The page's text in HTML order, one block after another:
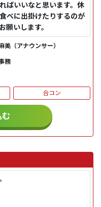
ばいいなと思います。休
べに出掛けたりするのが
願いします。
美（アナウンサー）
務
合コン
む